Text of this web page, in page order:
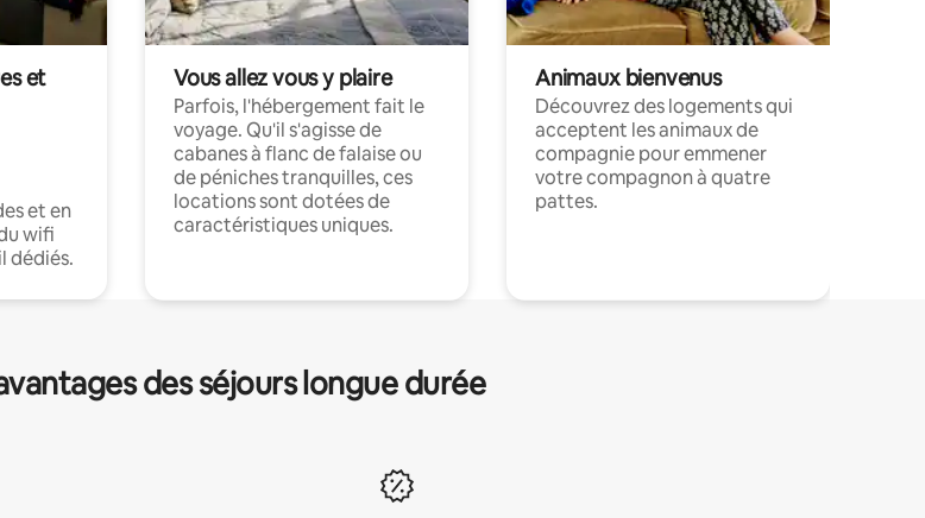
et
et en
wifi
dédiés.
Vous allez vous y plaire
Parfois, l'hébergement fait le
voyage. Qu'il s'agisse de
cabanes à flanc de falaise ou
de péniches tranquilles, ces
locations sont dotées de
caractéristiques uniques.
Animaux bienvenus
Découvrez des logements qui
acceptent les animaux de
compagnie pour emmener
votre compagnon à quatre
pattes.
des séjours longue durée